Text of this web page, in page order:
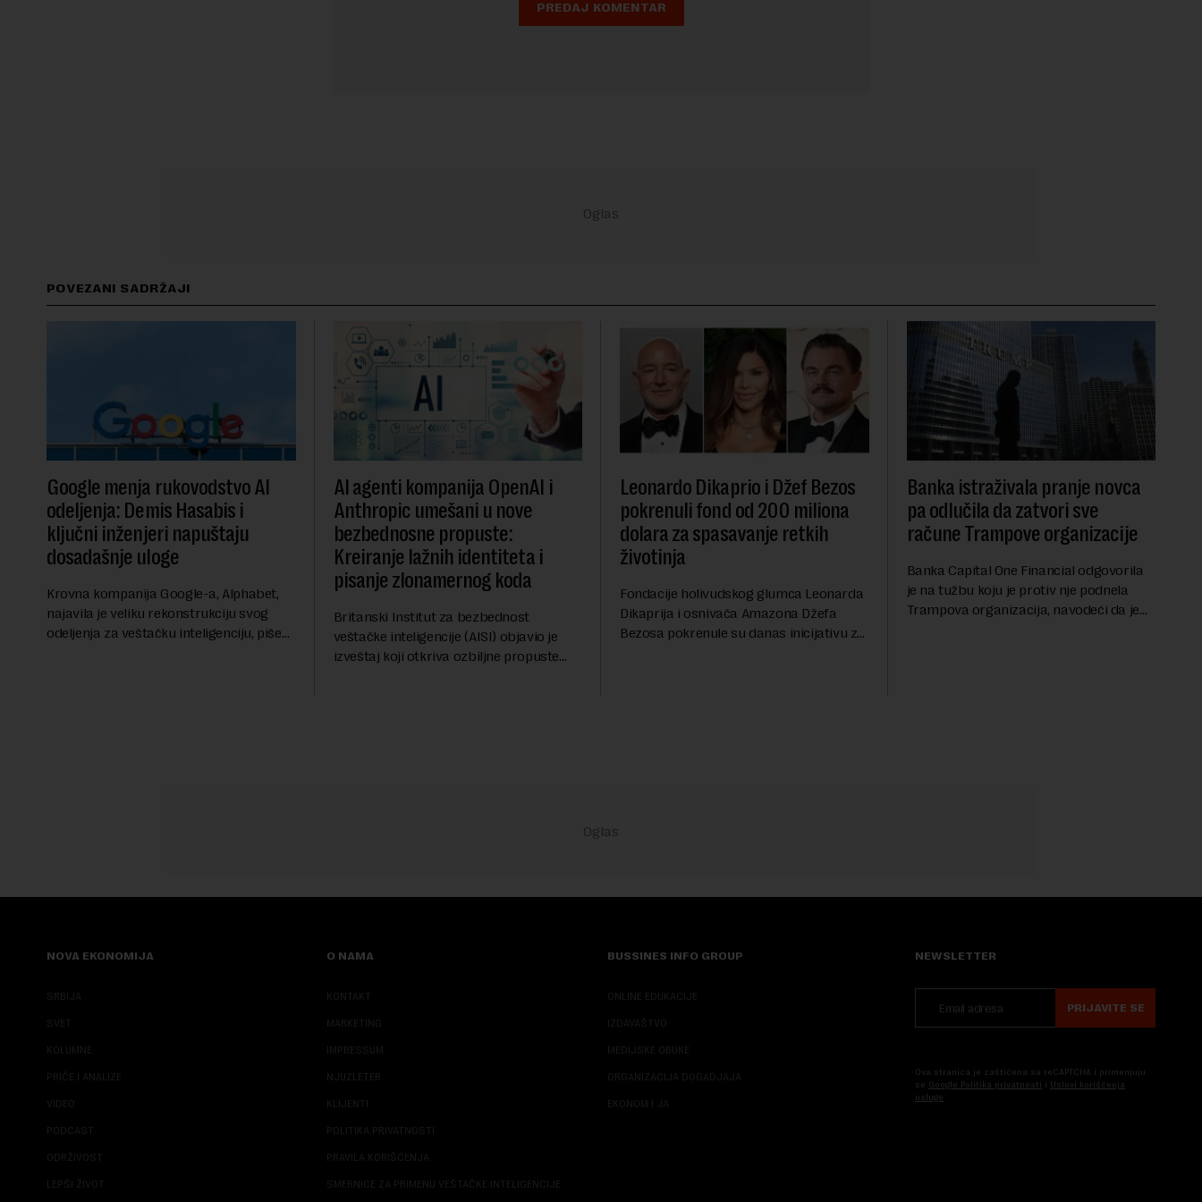
POVEZANI SADRŽAJI
Google menja rukovodstvo AI
odeljenja: Demis Hasabis i
ključni inženjeri napuštaju
dosadašnje uloge
Krovna kompanija Google-a, Alphabet,
najavila je veliku rekonstrukciju svog
odeljenja za veštačku inteligenciju, piše
AI agenti kompanija OpenAI i
Anthropic umešani u nove
bezbednosne propuste:
Kreiranje lažnih identiteta i
pisanje zlonamernog koda
Britanski Institut za bezbednost
veštačke inteligencije (AISI) objavio je
izveštaj koji otkriva ozbiljne propuste
Leonardo Dikaprio i Džef Bezos
pokrenuli fond od 200 miliona
dolara za spasavanje retkih
životinja
Fondacije holivudskog glumca Leonarda
Dikaprija i osnivača Amazona Džefa
Bezosa pokrenule su danas inicijativu za
Banka istraživala pranje novca
pa odlučila da zatvori sve
račune Trampove organizacije
Banka Capital One Financial odgovorila
je na tužbu koju je protiv nje podnela
Trampova organizacija, navodeći da je
NOVA EKONOMIJA
SRBIJA
SVET
KOLUMNE
PRIČE I ANALIZE
VIDEO
PODCAST
ODRŽIVOST
LEPŠI ŽIVOT
O NAMA
KONTAKT
MARKETING
IMPRESSUM
NJUZLETER
KLIJENTI
POLITIKA PRIVATNOSTI
PRAVILA KORIŠĆENJA
SMERNICE ZA PRIMENU VEŠTAČKE INTELIGENCIJE
BUSSINES INFO GROUP
ONLINE EDUKACIJE
IZDAVAŠTVO
MEDIJSKE OBUKE
ORGANIZACIJA DOGADJAJA
EKONOM I JA
NEWSLETTER
PRIJAVITE SE
Ova stranica je zaštićena sa reCAPTCHA i primenjuju
se Google Politika privatnosti i Uslovi korišćenja
usluge